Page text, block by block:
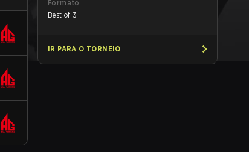
Formato
Best of 3
IR PARA O TORNEIO